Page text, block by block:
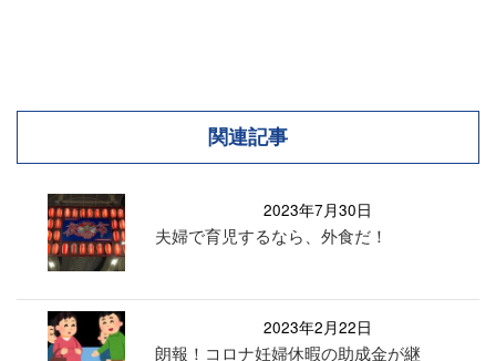
関連記事
2023年7月30日
夫婦で育児するなら、外食だ！
2023年2月22日
朗報！コロナ妊婦休暇の助成金が継